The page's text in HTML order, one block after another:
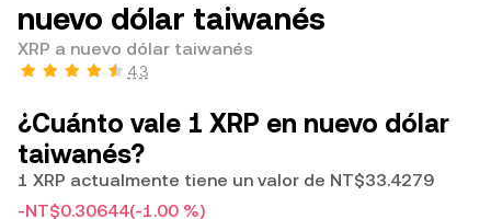
nuevo dólar taiwanés
XRP a nuevo dólar taiwanés
4.3
¿Cuánto vale 1 XRP en nuevo dólar
taiwanés?
1 XRP actualmente tiene un valor de NT$33.4279
-NT$0.30644(-1.00 %)